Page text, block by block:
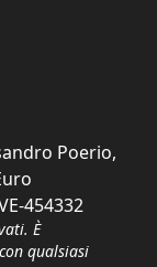
Poerio,
454332
È
qualsiasi